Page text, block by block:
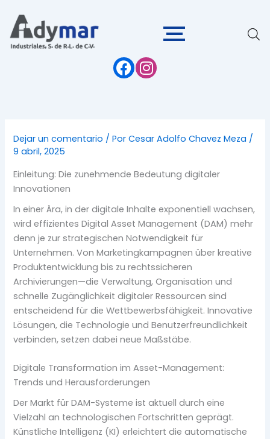
contenido
Dejar un comentario / PorCesar Adolfo Chavez Meza /
9 abril, 2025
Einleitung: Die zunehmende Bedeutung digitaler
Innovationen
In einer Ära, in der digitale Inhalte exponentiell wachsen,
wird effizientes Digital Asset Management (DAM) mehr
denn je zur strategischen Notwendigkeit für
Unternehmen. Von Marketingkampagnen über kreative
Produktentwicklung bis zu rechtssicheren
Archivierungen—die Verwaltung, Organisation und
schnelle Zugänglichkeit digitaler Ressourcen sind
entscheidend für die Wettbewerbsfähigkeit. Innovative
Lösungen, die Technologie und Benutzerfreundlichkeit
verbinden, setzen dabei neue Maßstäbe.
Digitale Transformation im Asset-Management:
Trends und Herausforderungen
Der Markt für DAM-Systeme ist aktuell durch eine
Vielzahl an technologischen Fortschritten geprägt.
Künstliche Intelligenz (KI) erleichtert die automatische